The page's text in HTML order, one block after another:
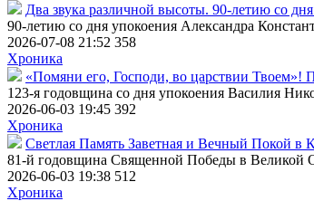
Два звука различной высоты. 90-летию со
90-летию со дня упокоения Александра
2026-07-08 21:52 358
Хроника
«Помяни его, Господи, во царствии
123-я годовщина со дня упокоения Василия
2026-06-03 19:45 392
Хроника
Светлая Память Заветная и Вечный Покой
81-й годовщина Священной Победы в Великой
2026-06-03 19:38 512
Хроника